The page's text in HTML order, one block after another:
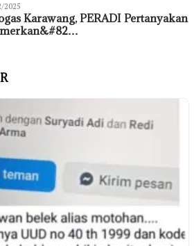
2025
Karawang, PERADI Pertanyakan